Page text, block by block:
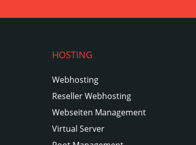
HOSTING
Webhosting
Reseller Webhosting
Webseiten Management
Virtual Server